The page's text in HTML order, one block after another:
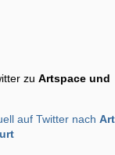
zu Artspace und
auf Twitter nach